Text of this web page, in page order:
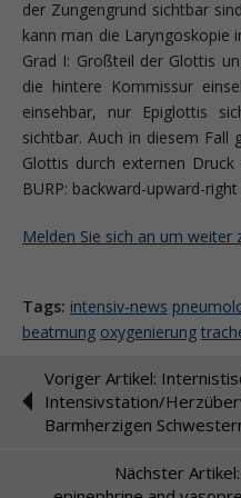
der Zungengrund sichtbar
kann man die Laryngoskopie
Grad I: Großteil der Glottis
die hintere Kommissur
einsehbar, nur Epiglottis
sichtbar. Auch in diesem Fall
Glottis durch externen
BURP: backward-upward-
Melden Sie sich an um weiter
Tags: intensiv-news
beatmung oxygenierung
Voriger Artikel:
Intensivstation/
Barmherzigen
Nächster